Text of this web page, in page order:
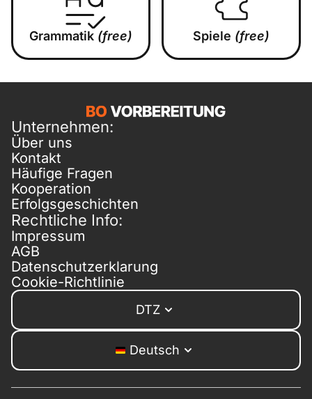
Grammatik (free) Spiele (free)
Unternehmen:
Über uns
Kontakt
Häufige Fragen
Kooperation
Erfolgsgeschichten
Rechtliche Info:
Impressum
AGB
Datenschutzerklarung
Cookie-Richtlinie
DTZ
Deutsch